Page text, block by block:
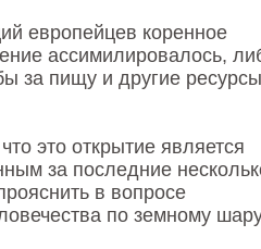
европейцев коренное
ассимилировалось,
за пищу и другие
это открытие является
за последние
в вопросе
по земному